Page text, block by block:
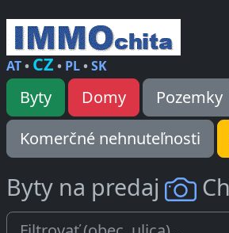
AT• CZ • PL•SK
Byty Domy
Pozemky
Komerčné nehnuteľnosti
Byty na predaj